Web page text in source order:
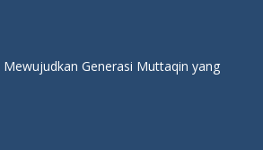
Generasi Muttaqin yang